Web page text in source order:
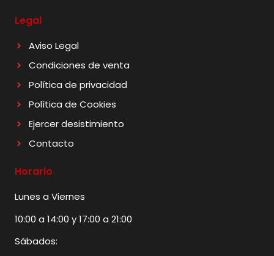
Legal
Aviso Legal
Condiciones de venta
Política de privacidad
Política de Cookies
Ejercer desistimiento
Contacto
Horario
Lunes a Viernes
10:00 a 14:00 y 17:00 a 21:00
Sábados: